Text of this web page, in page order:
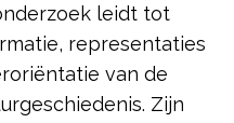
leidt tot
representaties
van de
Zijn